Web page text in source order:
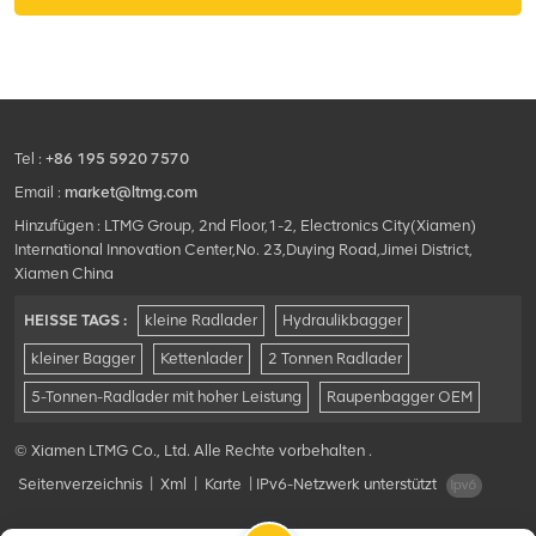
Tel : +86 195 5920 7570
Email : market@ltmg.com
Hinzufügen : LTMG Group, 2nd Floor,1-2, Electronics City(Xiamen)
International Innovation Center,No. 23,Duying Road,Jimei District,
Xiamen China
HEISSE TAGS : kleine Radlader Hydraulikbagger
kleiner Bagger Kettenlader 2 Tonnen Radlader
5-Tonnen-Radlader mit hoher Leistung Raupenbagger OEM
© Xiamen LTMG Co., Ltd. Alle Rechte vorbehalten .
Seitenverzeichnis
Xml Karte IPv6-Netzwerk unterstützt